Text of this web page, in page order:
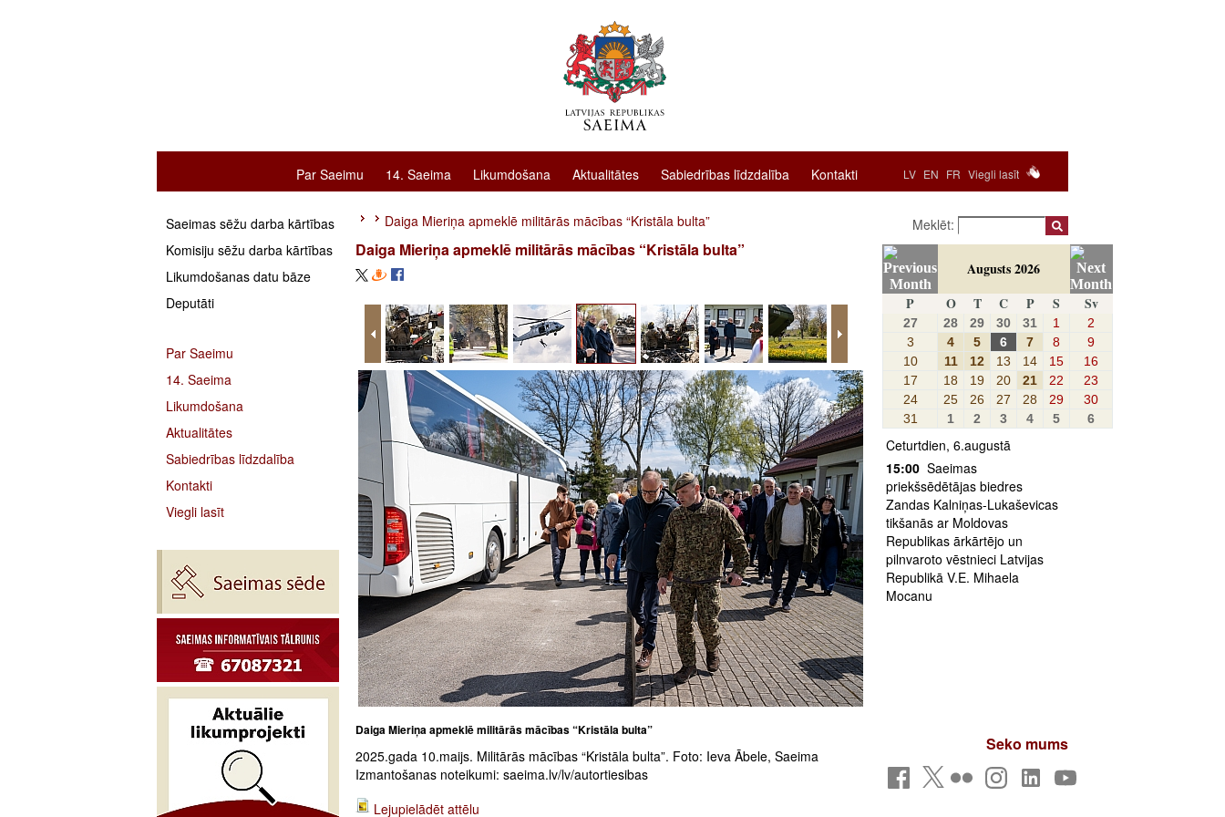
LV EN FR Viegli lasīt
Par Saeimu 14. Saeima Likumdošana Aktualitātes Sabiedrības līdzdalība Kontakti
Saeimas sēžu darba kārtības
Komisiju sēžu darba kārtības
Likumdošanas datu bāze
Deputāti
Par Saeimu
14. Saeima
Likumdošana
Aktualitātes
Sabiedrības līdzdalība
Kontakti
Viegli lasīt
Daiga Mieriņa apmeklē militārās mācības “Kristāla bulta”
Daiga Mieriņa apmeklē militārās mācības “Kristāla bulta”
Daiga Mieriņa apmeklē militārās mācības “Kristāla bulta”
2025.gada 10.maijs. Militārās mācības “Kristāla bulta”. Foto: Ieva Ābele, Saeima
Izmantošanas noteikumi: saeima.lv/lv/autortiesibas
Lejupielādēt attēlu
Meklēt:
Augusts 2026
P
O T C P S Sv
27 28 29 30 31 1
2
3
4 5 6 7 8
9
10
11 12 13 14 15
16
17
18 19 20 21 22
23
24
25 26 27 28 29
30
31
1 2 3 4 5 6
Ceturtdien, 6.augustā
15:00 Saeimas
priekšsēdētājas biedres
Zandas Kalniņas-Lukaševicas
tikšanās ar Moldovas
Republikas ārkārtējo un
pilnvaroto vēstnieci Latvijas
Republikā V.E. Mihaela
Mocanu
Seko mums